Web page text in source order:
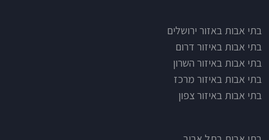
בתי אבות לפי אזורים
בתי אבות באזור ירושלים
בתי אבות באיזור דרום
בתי אבות באיזור השרון
בתי אבות באיזור מרכז
בתי אבות באיזור צפון